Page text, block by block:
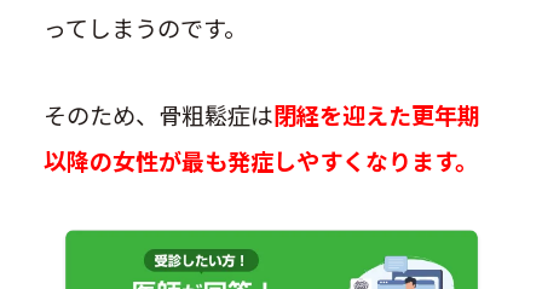
ってしまうのです。
そのため、骨粗鬆症は閉経を迎えた更年期
以降の女性が最も発症しやすくなります。